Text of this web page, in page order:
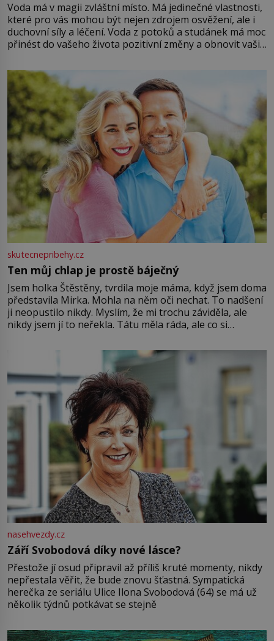
Voda má v magii zvláštní místo. Má jedinečné vlastnosti,
které pro vás mohou být nejen zdrojem osvěžení, ale i
duchovní síly a léčení. Voda z potoků a studánek má moc
přinést do vašeho života pozitivní změny a obnovit vaši
můžete obohatit své rituály a přinést do svého života
větší harmonii a klid. Je důležité
skutecnepribehy.cz
Ten můj chlap je prostě báječný
Jsem holka Štěstěny, tvrdila moje máma, když jsem doma
představila Mirka. Mohla na něm oči nechat. To nadšení
ji neopustilo nikdy. Myslím, že mi trochu záviděla, ale
nikdy jsem jí to neřekla. Tátu měla ráda, ale co si
Jsme spolu moc rádi Tehdy byla jiná doba, když
nasehvezdy.cz
Září Svobodová díky nové lásce?
Přestože jí osud připravil až příliš kruté momenty, nikdy
nepřestala věřit, že bude znovu šťastná. Sympatická
herečka ze seriálu Ulice Ilona Svobodová (64) se má už
několik týdnů potkávat se stejně